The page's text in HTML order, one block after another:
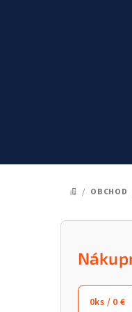
DOMOV
/ OBCHOD
B
0ks / 0 €